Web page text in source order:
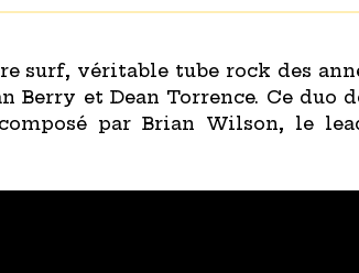
surf, véritable tube rock des
Berry et Dean Torrence. Ce duo
par Brian Wilson, le